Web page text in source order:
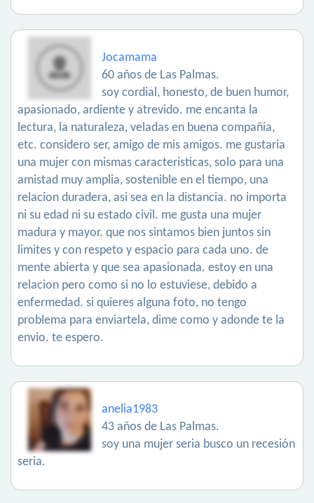
Jocamama
60 años de Las Palmas.
soy cordial, honesto, de buen humor,
apasionado, ardiente y atrevido. me encanta la
lectura, la naturaleza, veladas en buena compañia,
etc. considero ser, amigo de mis amigos. me gustaria
una mujer con mismas caracteristicas, solo para una
amistad muy amplia, sostenible en el tiempo, una
relacion duradera, asi sea en la distancia. no importa
ni su edad ni su estado civil. me gusta una mujer
madura y mayor. que nos sintamos bien juntos sin
limites y con respeto y espacio para cada uno. de
mente abierta y que sea apasionada. estoy en una
relacion pero como si no lo estuviese, debido a
enfermedad. si quieres alguna foto, no tengo
problema para enviartela, dime como y adonde te la
envio. te espero.
anelia1983
43 años de Las Palmas.
soy una mujer seria busco un recesión
seria.